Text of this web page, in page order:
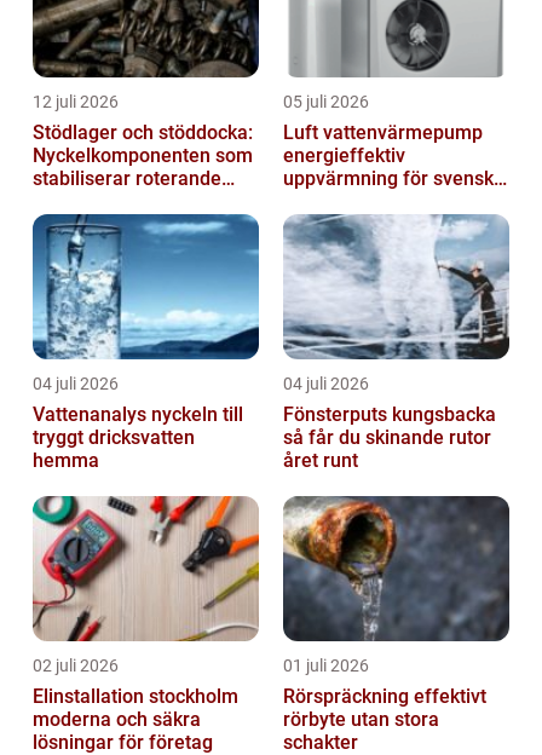
12 juli 2026
Stödlager och stöddocka:
Nyckelkomponenten som
stabiliserar roterande
05 juli 2026
Luft vattenvärmepump
energieffektiv
uppvärmning för svenska
04 juli 2026
Vattenanalys nyckeln till
tryggt dricksvatten
hemma
04 juli 2026
Fönsterputs kungsbacka
så får du skinande rutor
året runt
02 juli 2026
Elinstallation stockholm
moderna och säkra
lösningar för företag
01 juli 2026
Rörspräckning effektivt
rörbyte utan stora
schakter